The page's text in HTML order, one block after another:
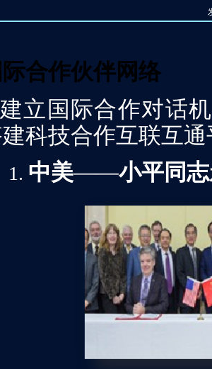
际合作伙伴网络
建立国际合作对话
科技合作互联互
中美——小平同